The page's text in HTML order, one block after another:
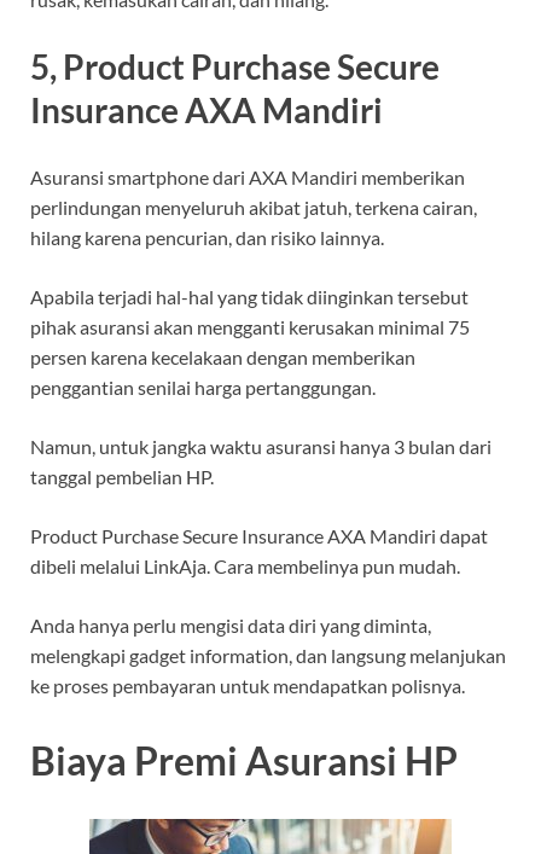
5, Product Purchase Secure
Insurance AXA Mandiri
Asuransi smartphone dari AXA Mandiri memberikan
perlindungan menyeluruh akibat jatuh, terkena cairan,
hilang karena pencurian, dan risiko lainnya.
Apabila terjadi hal-hal yang tidak diinginkan tersebut
pihak asuransi akan mengganti kerusakan minimal 75
persen karena kecelakaan dengan memberikan
penggantian senilai harga pertanggungan.
Namun, untuk jangka waktu asuransi hanya 3 bulan dari
tanggal pembelian HP.
Product Purchase Secure Insurance AXA Mandiri dapat
dibeli melalui LinkAja. Cara membelinya pun mudah.
Anda hanya perlu mengisi data diri yang diminta,
melengkapi gadget information, dan langsung melanjukan
ke proses pembayaran untuk mendapatkan polisnya.
Biaya Premi Asuransi HP